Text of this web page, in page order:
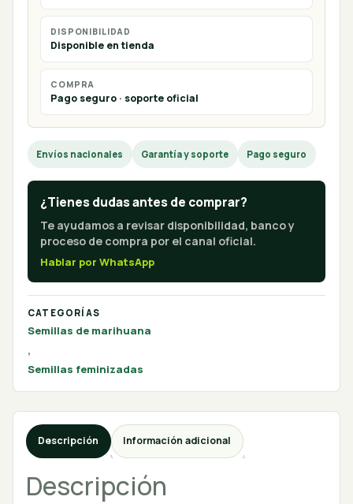
DISPONIBILIDAD
Disponible en tienda
COMPRA
Pago seguro · soporte oficial
Envíos nacionales Garantía y soporte Pago seguro
¿Tienes dudas antes de comprar?
Te ayudamos a revisar disponibilidad, banco y
proceso de compra por el canal oficial.
Hablar por WhatsApp
CATEGORÍAS
Semillas de marihuana
,
Semillas feminizadas
Descripción Información adicional
Descripción